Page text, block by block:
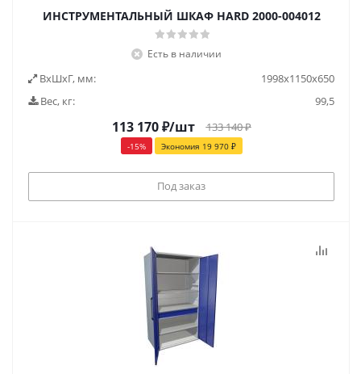
ИНСТРУМЕНТАЛЬНЫЙ ШКАФ HARD 2000-004012
Есть в наличии
ВxШxГ, мм:
1998x1150x650
Вес, кг:
99,5
113 170₽/шт 133 140₽
-15% Экономия 19 970₽
Под заказ